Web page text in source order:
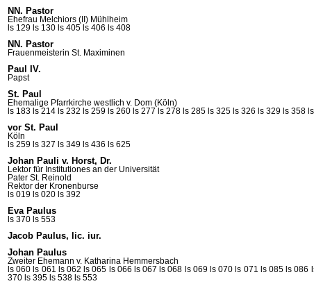
NN. Pastor
Ehefrau Melchiors (II) Mühlheim
ls 129 ls 130 ls 405 ls 406 ls 408
NN. Pastor
Frauenmeisterin St. Maximinen
Paul IV.
Papst
St. Paul
Ehemalige Pfarrkirche westlich v. Dom (Köln)
ls 183 ls 214 ls 232 ls 259 ls 260 ls 277 ls 278 ls 285 ls 325 ls 326 ls 329 ls 358
vor St. Paul
Köln
ls 259 ls 327 ls 349 ls 436 ls 625
Johan Pauli v. Horst, Dr.
Lektor für Institutiones an der Universität
Pater St. Reinold
Rektor der Kronenburse
ls 019 ls 020 ls 392
Eva Paulus
ls 370 ls 553
Jacob Paulus, lic. iur.
Johan Paulus
Zweiter Ehemann v. Katharina Hemmersbach
ls 060 ls 061 ls 062 ls 065 ls 066 ls 067 ls 068 ls 069 ls 070 ls 071 ls 085 ls 086
370 ls 395 ls 538 ls 553